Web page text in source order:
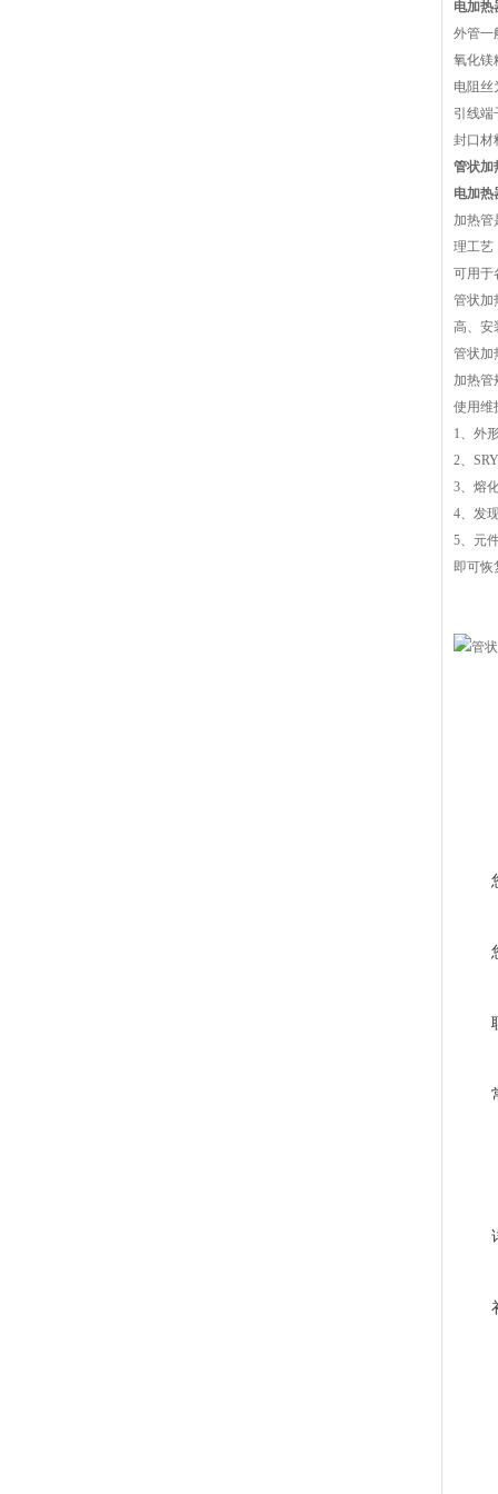
电加热
外管一
氧化镁
电阻丝
引线端
封口材
管状加
电加热
加热管
理工艺
可用于
管状加
高、安
管状加
加热管
使用维
1、外
2、
3、熔
4、发
5、元
即可恢